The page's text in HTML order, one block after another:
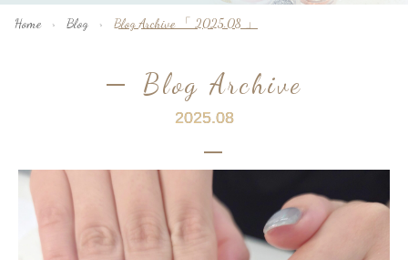
Home> Blog > Blog Archive 「 2025.08 」
Blog Archive
2025.08